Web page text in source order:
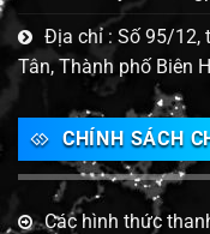
Địa chỉ : Số 95/12,
Tân, Thành phố Biên
CHÍNH SÁCH
Các hình thức